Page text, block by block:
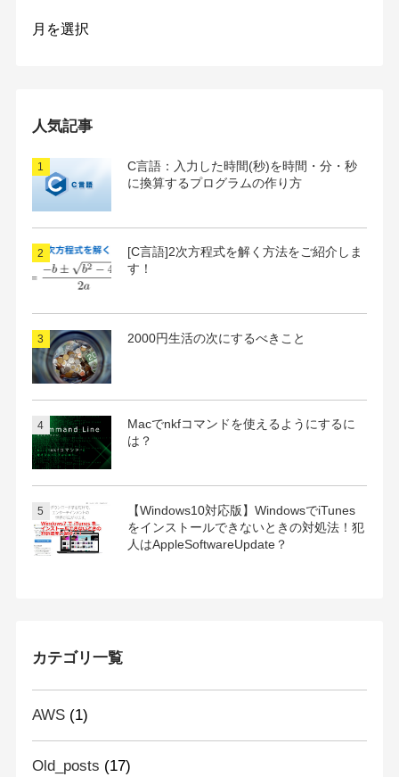
月
イ
人気記事
C言語：入力した時間(秒)を時間・分・秒
に換算するプログラムの作り方
[C言語]2次方程式を解く方法をご紹介しま
す！
2000円生活の次にするべきこと
Macでnkfコマンドを使えるようにするに
は？
【Windows10対応版】WindowsでiTunes
をインストールできないときの対処法！犯
人はAppleSoftwareUpdate？
カテゴリ一覧
AWS(1)
Old_posts (17)